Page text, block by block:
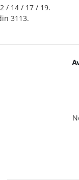
/ 14 / 17 / 19.
3113.